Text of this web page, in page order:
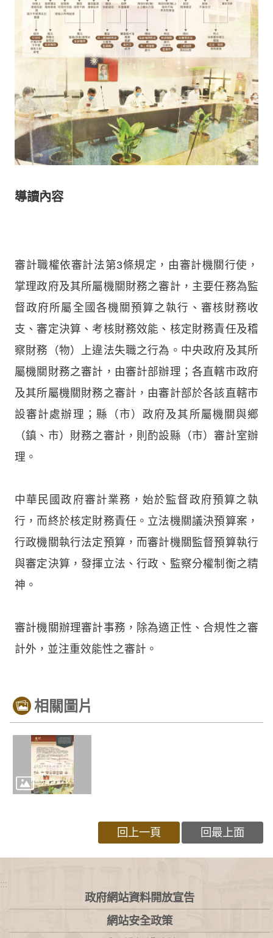
導讀內容
審計職權依審計法第3條規定，由審計機關行使，
掌理政府及其所屬機關財務之審計，主要任務為監
督政府所屬全國各機關預算之執行、審核財務收
支、審定決算、考核財務效能、核定財務責任及稽
察財務（物）上違法失職之行為。中央政府及其所
屬機關財務之審計，由審計部辦理；各直轄市政府
及其所屬機關財務之審計，由審計部於各該直轄市
設審計處辦理；縣（市）政府及其所屬機關與鄉
（鎮、市）財務之審計，則酌設縣（市）審計室辦
理。
中華民國政府審計業務，始於監督政府預算之執
行，而終於核定財務責任。立法機關議決預算案，
行政機關執行法定預算，而審計機關監督預算執行
與審定決算，發揮立法、行政、監察分權制衡之精
神。
審計機關辦理審計事務，除為適正性、合規性之審
計外，並注重效能性之審計。
相關圖片
回上一頁 回最上面
:::
政府網站資料開放宣告
網站安全政策